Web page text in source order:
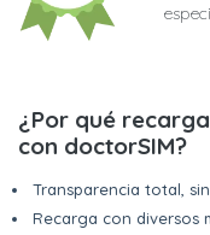
¿Por qué
con doctorSIM?
Transparencia total,
Recarga con diversos